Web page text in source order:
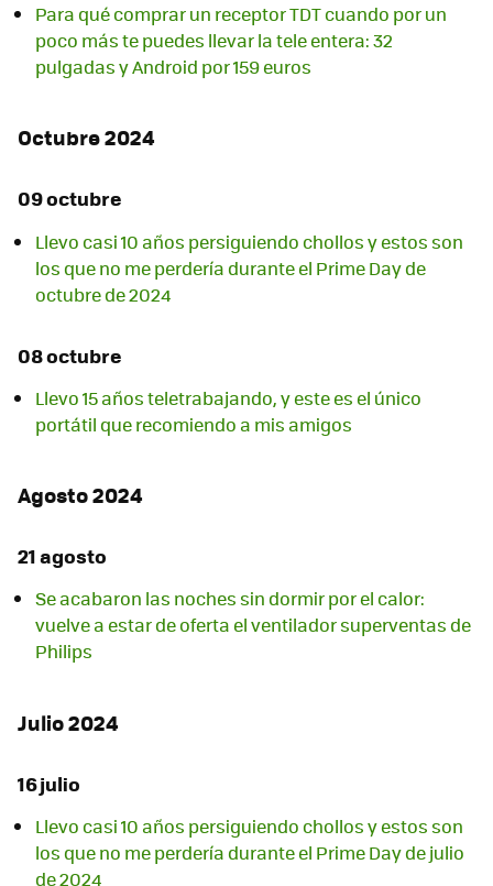
Para qué comprar un receptor TDT cuando por un
poco más te puedes llevar la tele entera: 32
pulgadas y Android por 159 euros
Octubre 2024
09 octubre
Llevo casi 10 años persiguiendo chollos y estos son
los que no me perdería durante el Prime Day de
octubre de 2024
08 octubre
Llevo 15 años teletrabajando, y este es el único
portátil que recomiendo a mis amigos
Agosto 2024
21 agosto
Se acabaron las noches sin dormir por el calor:
vuelve a estar de oferta el ventilador superventas de
Philips
Julio 2024
16 julio
Llevo casi 10 años persiguiendo chollos y estos son
los que no me perdería durante el Prime Day de julio
de 2024